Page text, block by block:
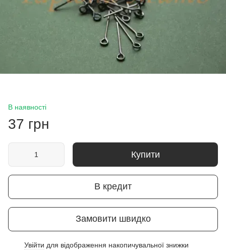
В наявності
37 грн
Купити
В кредит
Замовити швидко
Увійти для відображення накопичувальної знижки